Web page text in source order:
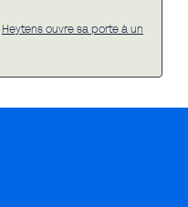
Heytens ouvre sa porte à un